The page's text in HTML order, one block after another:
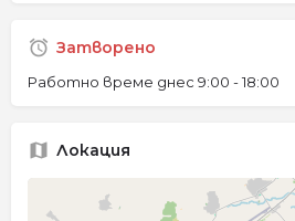
Затворено
Работно време днес 9:00 - 18:00
Локация